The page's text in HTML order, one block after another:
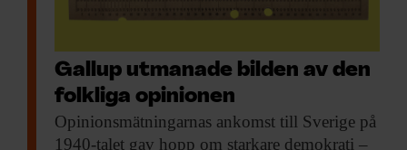
Gallup utmanade bilden av den
folkliga opinionen
Opinionsmätningarnas ankomst till Sverige på
1940-talet gav hopp om starkare demokrati –